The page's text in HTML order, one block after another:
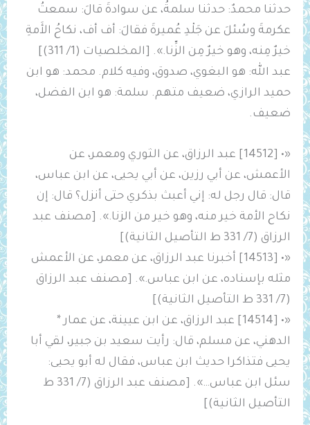
حدثنا محمدٌ: حدثنا سلمةُ، عن سوادةَ قالَ: سمعتُ
عكرمةَ وسُئلَ عن ‌جَلْدِ ‌عُميرةَ فقالَ: أف أف، نكاحُ الأَمةِ
خيرٌ مِنه، وهو خيرٌ مِن الزِّنا.». [المخلصيات (1/ 311)]
عبد الله: هو البغوي، صدوق، وفيه كلام. ‌محمد: هو ابن
حميد الرازي، ضعيف متهم. سلمة: هو ابن الفضل،
ضعيف.
«• [14512] عبد الرزاق، عن الثوري ومعمر، عن
الأعمش، عن أبي رزين، عن أبي يحيى، عن ابن عباس،
قال: قال رجل له: إني أعبث بذكري حتى أنزل؟ قال: إن
نكاح الأمة خير منه، وهو خير من الزنا.». [مصنف عبد
الرزاق (7/ 331 ط التأصيل الثانية)]
«• [14513] أخبرنا عبد الرزاق، عن معمر، عن الأعمش
مثله بإسناده، عن ابن عباس.». [مصنف عبد الرزاق
(7/ 331 ط التأصيل الثانية)]
«• [14514] عبد الرزاق، عن ابن عيينة، عن عمار *
الدهني، عن مسلم، قال: رأيت سعيد بن جبير، لقي أبا
يحيى فتذاكرا حديث ابن عباس، فقال له أبو يحيى:
سئل ابن عباس…». [مصنف عبد الرزاق (7/ 331 ط
التأصيل الثانية)]